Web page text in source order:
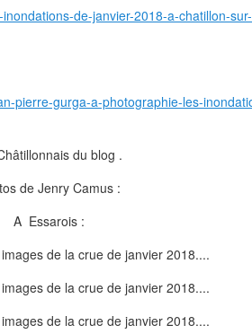
de-janvier-2018-a-chatillon-
pierre-gurga-a-photographie-les-
du blog .
de Jenry Camus :
A Essarois :